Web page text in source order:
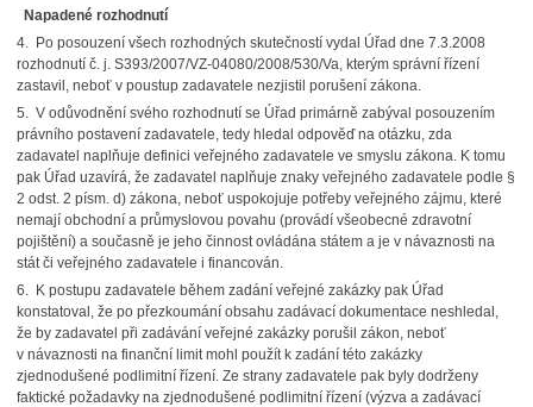
Napadené rozhodnutí
4. Po posouzení všech rozhodných skutečností vydal Úřad dne 7.3.2008
rozhodnutí č. j. S393/2007/VZ-04080/2008/530/Va, kterým správní řízení
zastavil, neboť v poustup zadavatele nezjistil porušení zákona.
5. V odůvodnění svého rozhodnutí se Úřad primárně zabýval posouzením
právního postavení zadavatele, tedy hledal odpověď na otázku, zda
zadavatel naplňuje definici veřejného zadavatele ve smyslu zákona. K tomu
pak Úřad uzavírá, že zadavatel naplňuje znaky veřejného zadavatele podle §
2 odst. 2 písm. d) zákona, neboť uspokojuje potřeby veřejného zájmu, které
nemají obchodní a průmyslovou povahu (provádí všeobecné zdravotní
pojištění) a současně je jeho činnost ovládána státem a je v návaznosti na
stát či veřejného zadavatele i financován.
6. K postupu zadavatele během zadání veřejné zakázky pak Úřad
konstatoval, že po přezkoumání obsahu zadávací dokumentace neshledal,
že by zadavatel při zadávání veřejné zakázky porušil zákon, neboť
v návaznosti na finanční limit mohl použít k zadání této zakázky
zjednodušené podlimitní řízení. Ze strany zadavatele pak byly dodrženy
faktické požadavky na zjednodušené podlimitní řízení (výzva a zadávací